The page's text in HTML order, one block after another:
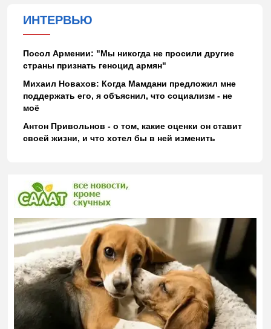
ИНТЕРВЬЮ
Посол Армении: "Мы никогда не просили другие
страны признать геноцид армян"
Михаил Новахов: Когда Мамдани предложил мне
поддержать его, я объяснил, что социализм - не
моё
Антон Привольнов - о том, какие оценки он ставит
своей жизни, и что хотел бы в ней изменить